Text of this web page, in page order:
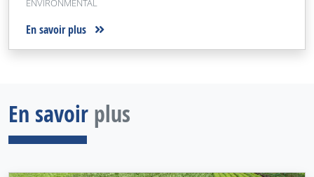
ENVIRONMENTAL
En savoir plus
En savoir plus